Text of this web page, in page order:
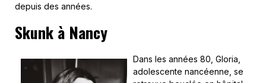
depuis des années.
Skunk à Nancy
Dans les années 80, Gloria,
adolescente nancéenne, se